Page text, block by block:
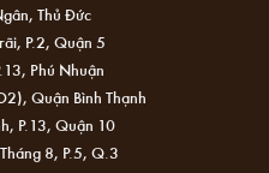
Thủ Đức
P.2, Quận 5
Phú Nhuận
Quận Bình Thạnh
P.13, Quận 10
8, P.5, Q.3